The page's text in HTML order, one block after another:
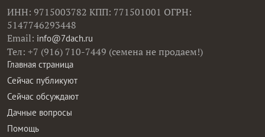
ИНН: 9715003782 КПП: 771501001 ОГРН:
5147746293448
Email: info@7dach.ru
Тел: +7 (916) 710-7449 (семена не продаем!)
Главная страница
Сейчас публикуют
Сейчас обсуждают
Дачные вопросы
Помощь